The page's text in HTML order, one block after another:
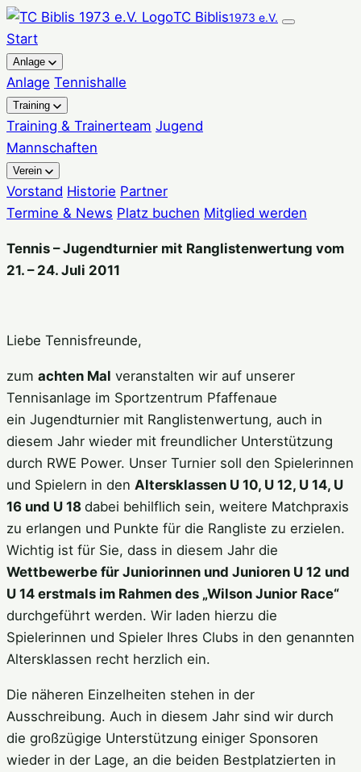
Zum
Inhalt
springen
TC Biblis1973 e.V.
Start
Anlage
Anlage Tennishalle
Training
Training & Trainerteam Jugend
Mannschaften
Verein
Vorstand Historie Partner
Termine & News Platz buchen Mitglied werden
Tennis – Jugendturnier mit Ranglistenwertung vom
21. – 24. Juli 2011
Liebe Tennisfreunde,
zum achten Mal veranstalten wir auf unserer
Tennisanlage im Sportzentrum Pfaffenaue
ein Jugendturnier mit Ranglistenwertung, auch in
diesem Jahr wieder mit freundlicher Unterstützung
durch RWE Power. Unser Turnier soll den Spielerinnen
und Spielern in den Altersklassen U 10, U 12, U 14, U
16 und U 18 dabei behilflich sein, weitere Matchpraxis
zu erlangen und Punkte für die Rangliste zu erzielen.
Wichtig ist für Sie, dass in diesem Jahr die
Wettbewerbe für Juniorinnen und Junioren U 12 und
U 14 erstmals im Rahmen des „Wilson Junior Race“
durchgeführt werden. Wir laden hierzu die
Spielerinnen und Spieler Ihres Clubs in den genannten
Altersklassen recht herzlich ein.
Die näheren Einzelheiten stehen in der
Ausschreibung. Auch in diesem Jahr sind wir durch
die großzügige Unterstützung einiger Sponsoren
wieder in der Lage, an die beiden Bestplatzierten in